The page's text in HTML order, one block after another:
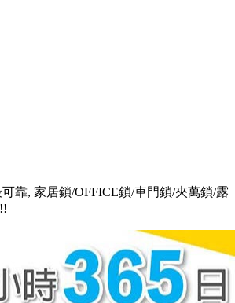
靠, 家居鎖/OFFICE鎖/車門鎖/夾萬鎖/露